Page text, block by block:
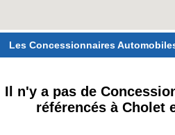
Les Concessionnaires
Il n'y a pas de
référencés à Cholet